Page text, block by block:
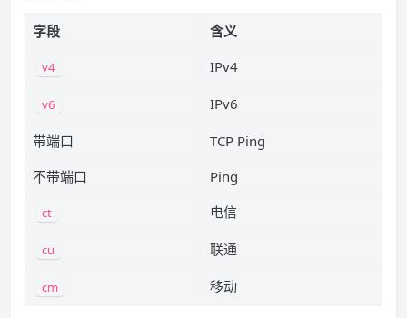
字段 含义
v4 IPv4
v6 IPv6
带端口
TCP Ping
不带端口
Ping
ct 电信
cu 联通
cm 移动